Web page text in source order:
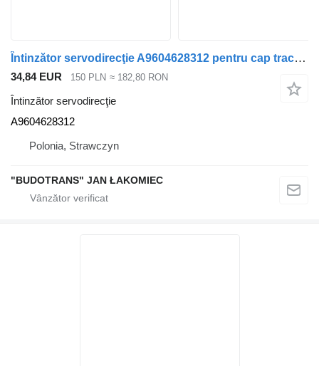
Întinzător servodirecţie A9604628312 pentru cap tractor Mercedes-Benz Actros
34,84 EUR 150 PLN ≈ 182,80 RON
Întinzător servodirecţie
A9604628312
Polonia, Strawczyn
"BUDOTRANS" JAN ŁAKOMIEC